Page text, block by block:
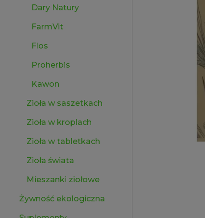
Dary Natury
FarmVit
Flos
Proherbis
Kawon
Zioła w saszetkach
Zioła w kroplach
Zioła w tabletkach
Zioła świata
Mieszanki ziołowe
Żywność ekologiczna